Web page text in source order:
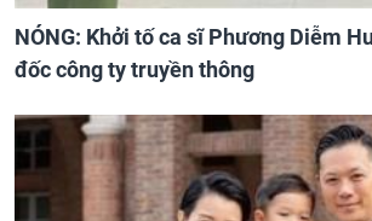
NÓNG: Khởi tố ca sĩ Phương Diễm
đốc công ty truyền thông